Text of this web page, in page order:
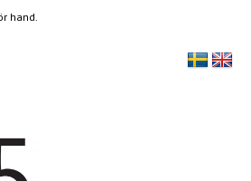
hand.